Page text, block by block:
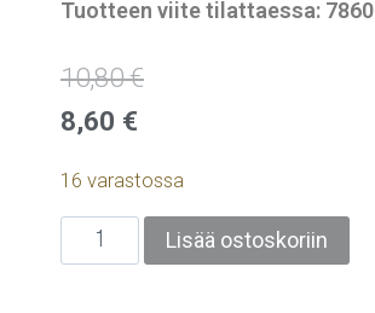
Tuotteen viite tilattaessa:
10,80€
8,60 €
16 varastossa
Lisää ostoskoriin